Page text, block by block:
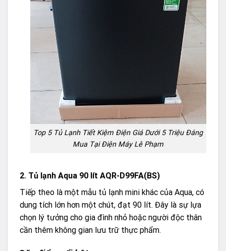
Top 5 Tủ Lạnh Tiết Kiệm Điện Giá Dưới 5 Triệu Đáng
Mua Tại Điện Máy Lê Phạm
2. Tủ lạnh Aqua 90 lít AQR-D99FA(BS)
Tiếp theo là một mẫu tủ lạnh mini khác của Aqua, có
dung tích lớn hơn một chút, đạt 90 lít. Đây là sự lựa
chọn lý tưởng cho gia đình nhỏ hoặc người độc thân
cần thêm không gian lưu trữ thực phẩm.